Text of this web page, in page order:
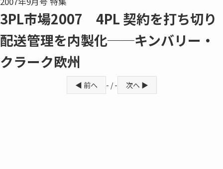
3PL市場2007 4PL 契約を打ち切り
配送管理を内製化──キンバリー・
クラーク欧州
◀ 前へ - / - 次へ ▶